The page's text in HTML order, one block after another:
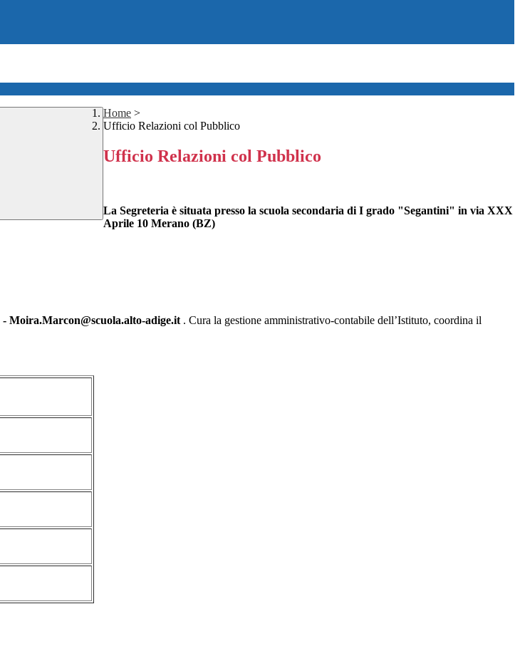
Home >
Ufficio Relazioni col Pubblico
Ufficio Relazioni col Pubblico
La Segreteria è situata presso la scuola secondaria di I grado "Segantini" in via XXX
Aprile 10 Merano (BZ)
- Moira.Marcon@scuola.alto-adige.it . Cura la gestione amministrativo-contabile dell’Istituto, coordina il